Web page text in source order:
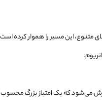
متنوع، این مسیر را هموار کرده
می‌شود که یک امتیاز بزرگ